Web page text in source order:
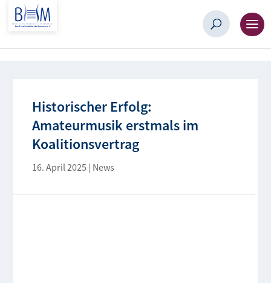
Historischer Erfolg:
Amateurmusik erstmals im
Koalitionsvertrag
16. April 2025 | News